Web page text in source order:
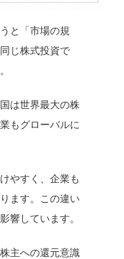
と「市場の規
じ株式投資で
は世界最大の株
もグローバルに
やすく、企業も
ます。この違い
響しています。
主への還元意識